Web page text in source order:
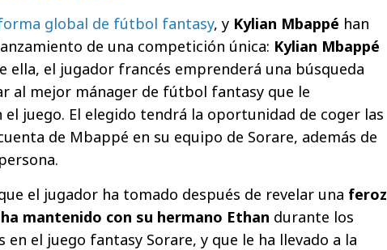
global de fútbol fantasy, y Kylian Mbappé han
de una competición única: Kylian Mbappé
ella, el jugador francés emprenderá una búsqueda
al mejor mánager de fútbol fantasy que le
el juego. El elegido tendrá la oportunidad de coger las
de Mbappé en su equipo de Sorare, además de
el jugador ha tomado después de revelar una feroz
mantenido con su hermano Ethan durante los
en el juego fantasy Sorare, y que le ha llevado a la